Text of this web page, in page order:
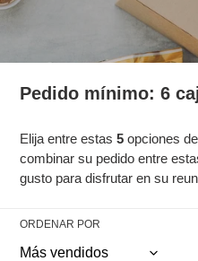
e
c
i
ó
n
Pedido mínimo: 6
Elija entre estas 5 opciones
combinar su pedido entre
gusto para disfrutar en su
ORDENAR POR